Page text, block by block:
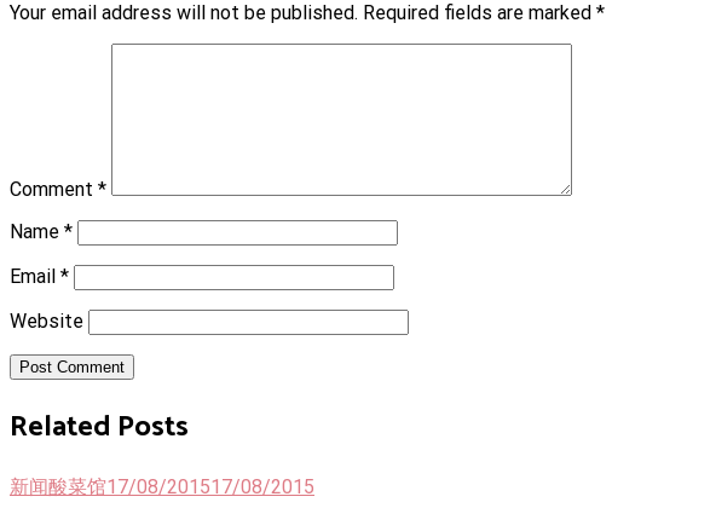
Your email address will not be published. Required fields are marked *
Comment *
Name *
Email *
Website
Post Comment
Related Posts
新闻酸菜馆17/08/201517/08/2015